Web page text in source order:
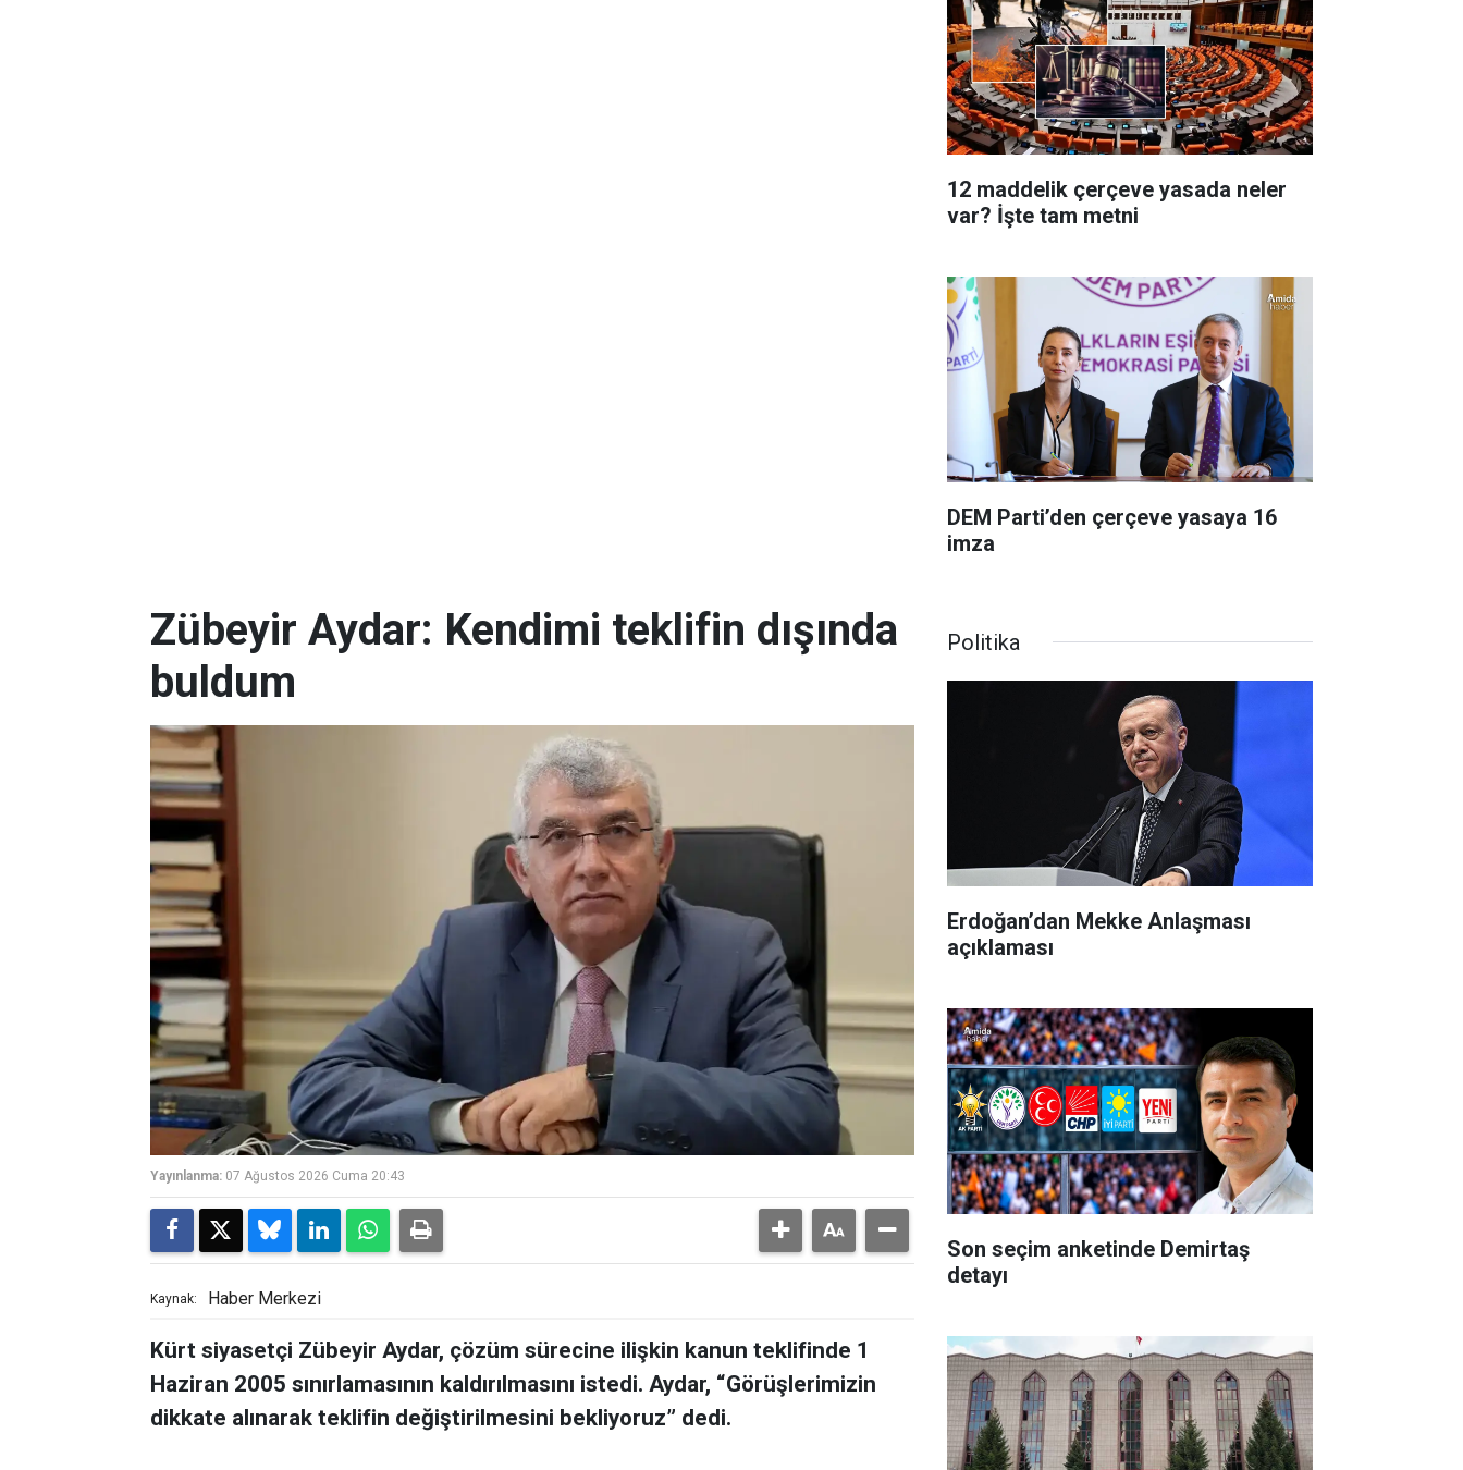
12 maddelik çerçeve yasada neler
var? İşte tam metni
DEM Parti’den çerçeve yasaya 16
imza
Zübeyir Aydar: Kendimi teklifin dışında
buldum
Yayınlanma: 07 Ağustos 2026 Cuma 20:43
Kaynak: Haber Merkezi
Kürt siyasetçi Zübeyir Aydar, çözüm sürecine ilişkin kanun teklifinde 1
Haziran 2005 sınırlamasının kaldırılmasını istedi. Aydar, “Görüşlerimizin
dikkate alınarak teklifin değiştirilmesini bekliyoruz” dedi.
Politika
Erdoğan’dan Mekke Anlaşması
açıklaması
Son seçim anketinde Demirtaş
detayı